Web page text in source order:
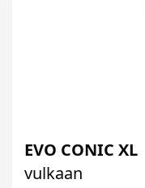
EVO CONIC XL
vulkaan